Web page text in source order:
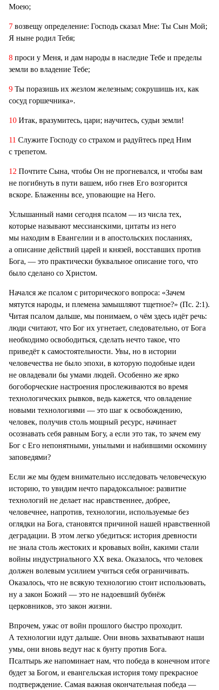
Моею;
7 возвещу определение: Господь сказал Мне: Ты Сын Мой;
Я ныне родил Тебя;
8 проси у Меня, и дам народы в наследие Тебе и пределы
земли во владение Тебе;
9 Ты поразишь их жезлом железным; сокрушишь их, как
сосуд горшечника».
10 Итак, вразумитесь, цари; научитесь, судьи земли!
11 Служите Господу со страхом и радуйтесь пред Ним
с трепетом.
12 Почтите Сына, чтобы Он не прогневался, и чтобы вам
не погибнуть в пути вашем, ибо гнев Его возгорится
вскоре. Блаженны все, уповающие на Него.
Услышанный нами сегодня псалом — из числа тех,
которые называют мессианскими, цитаты из него
мы находим в Евангелии и в апостольских посланиях,
а описание действий царей и князей, восставших против
Бога, — это практически буквальное описание того, что
было сделано со Христом.
Начался же псалом с риторического вопроса: «Зачем
мятутся народы, и племена замышляют тщетное?» (Пс. 2:1).
Читая псалом дальше, мы понимаем, о чём здесь идёт речь:
люди считают, что Бог их угнетает, следовательно, от Бога
необходимо освободиться, сделать нечто такое, что
приведёт к самостоятельности. Увы, но в истории
человечества не было эпохи, в которую подобные идеи
не овладевали бы умами людей. Особенно же ярко
богоборческие настроения прослеживаются во время
технологических рывков, ведь кажется, что овладение
новыми технологиями — это шаг к освобождению,
человек, получив столь мощный ресурс, начинает
осознавать себя равным Богу, а если это так, то зачем ему
Бог с Его непонятными, унылыми и набившими оскомину
заповедями?
Если же мы будем внимательно исследовать человеческую
историю, то увидим нечто парадоксальное: развитие
технологий не делает нас нравственнее, добрее,
человечнее, напротив, технологии, используемые без
оглядки на Бога, становятся причиной нашей нравственной
деградации. В этом легко убедиться: история древности
не знала столь жестоких и кровавых войн, какими стали
войны индустриального XX века. Оказалось, что человек
должен волевым усилием учиться себя ограничивать.
Оказалось, что не всякую технологию стоит использовать,
ну а закон Божий — это не надоевший бубнёж
церковников, это закон жизни.
Впрочем, ужас от войн прошлого быстро проходит.
А технологии идут дальше. Они вновь захватывают наши
умы, они вновь ведут нас к бунту против Бога.
Псалтырь же напоминает нам, что победа в конечном итоге
будет за Богом, и евангельская история тому прекрасное
подтверждение. Самая важная окончательная победа —